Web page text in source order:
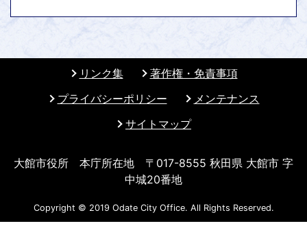
リンク集
著作権・免責事項
プライバシーポリシー
メンテナンス
サイトマップ
大館市役所 本庁所在地 〒017-8555 秋田県 大館市 字
中城20番地
Copyright © 2019 Odate City Office. All Rights Reserved.